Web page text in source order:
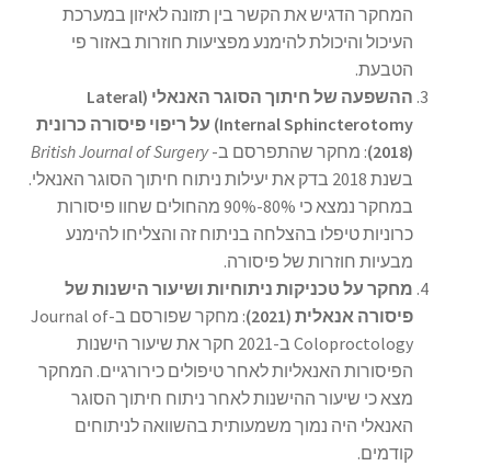
המחקר הדגיש את הקשר בין תזונה לאיזון במערכת
העיכול והיכולת להימנע מפציעות חוזרות באזור פי
הטבעת.
ההשפעה של חיתוך הסוגר האנאלי (Lateral
Internal Sphincterotomy) על ריפוי פיסורה כרונית
(2018)
: מחקר שהתפרסם ב-British Journal of Surgery
בשנת 2018 בדק את יעילות ניתוח חיתוך הסוגר האנאלי.
במחקר נמצא כי 80%-90% מהחולים שחוו פיסורות
כרוניות טיפלו בהצלחה בניתוח זה והצליחו להימנע
מבעיות חוזרות של פיסורה.
מחקר על טכניקות ניתוחיות ושיעור הישנות של
פיסורה אנאלית (2021)
: מחקר שפורסם ב-Journal of
Coloproctology ב-2021 חקר את שיעור הישנות
הפיסורות האנאליות לאחר טיפולים כירורגיים. המחקר
מצא כי שיעור ההישנות לאחר ניתוח חיתוך הסוגר
האנאלי היה נמוך משמעותית בהשוואה לניתוחים
קודמים.